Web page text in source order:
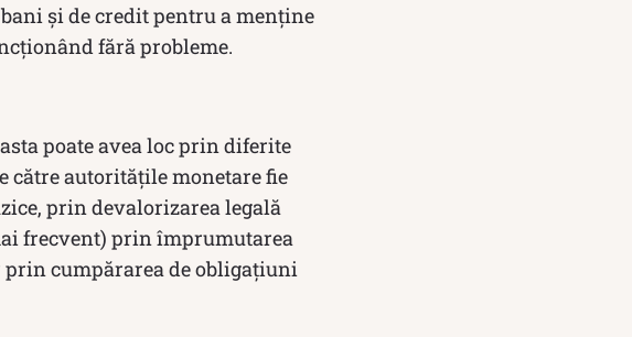
și de credit pentru a menține
fără probleme.
poate avea loc prin diferite
către autoritățile monetare fie
prin devalorizarea legală
frecvent) prin împrumutarea
prin cumpărarea de obligațiuni